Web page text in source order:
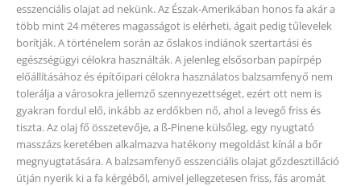
esszenciális olajat ad nekünk. Az Észak-Amerikában honos fa akár a
több mint 24 méteres magasságot is elérheti, ágait pedig tűlevelek
borítják. A történelem során az őslakos indiánok szertartási és
egészségügyi célokra használták. A jelenleg elsősorban papírpép
előállításához és építőipari célokra használatos balzsamfenyő nem
tolerálja a városokra jellemző szennyezettséget, ezért ott nem is
gyakran fordul elő, inkább az erdőkben nő, ahol a levegő friss és
tiszta. Az olaj fő összetevője, a ß-Pinene külsőleg, egy nyugtató
masszázs keretében alkalmazva hatékony megoldást kínál a bőr
megnyugtatására. A balzsamfenyő esszenciális olajat gőzdesztilláció
útján nyerik ki a fa kérgéből, amivel jellegzetesen friss, fás aromát